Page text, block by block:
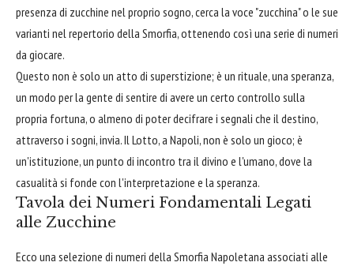
presenza di zucchine nel proprio sogno, cerca la voce "zucchina" o le sue
varianti nel repertorio della Smorfia, ottenendo così una serie di numeri
da giocare.
Questo non è solo un atto di superstizione; è un rituale, una speranza,
un modo per la gente di sentire di avere un certo controllo sulla
propria fortuna, o almeno di poter decifrare i segnali che il destino,
attraverso i sogni, invia. Il Lotto, a Napoli, non è solo un gioco; è
un'istituzione, un punto di incontro tra il divino e l'umano, dove la
casualità si fonde con l'interpretazione e la speranza.
Tavola dei Numeri Fondamentali Legati
alle Zucchine
Ecco una selezione di numeri della Smorfia Napoletana associati alle